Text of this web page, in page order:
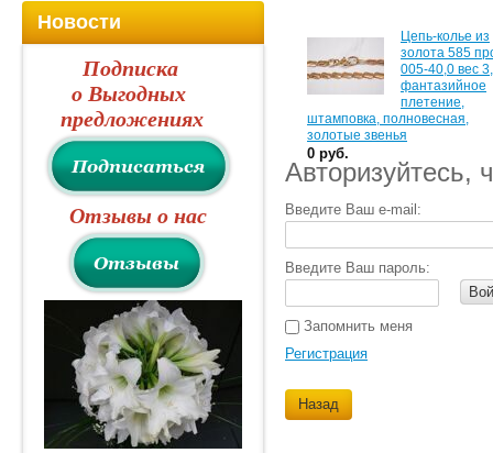
Цепь-колье из
золота 585
005-40,0 вес
фантазийное
плетение,
штамповка, полновесная,
золотые звенья
0 руб.
Авторизуйтесь,
Введите Ваш e-mail:
Введите Ваш пароль:
Запомнить меня
Регистрация
Назад
Новости
Подписка
о Выгодных
предложениях
Отзывы о нас